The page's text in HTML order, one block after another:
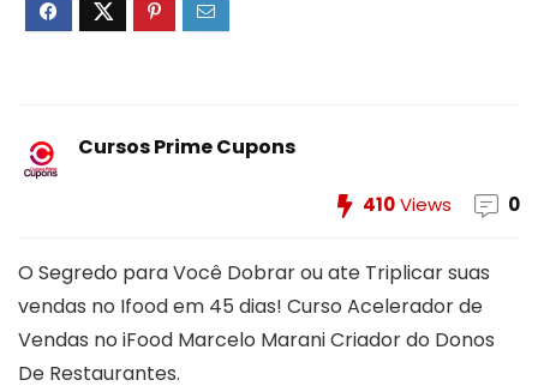
Cursos Prime Cupons
410Views 0
O Segredo para Você Dobrar ou ate Triplicar suas
vendas no Ifood em 45 dias! Curso Acelerador de
Vendas no iFood Marcelo Marani Criador do Donos
De Restaurantes.